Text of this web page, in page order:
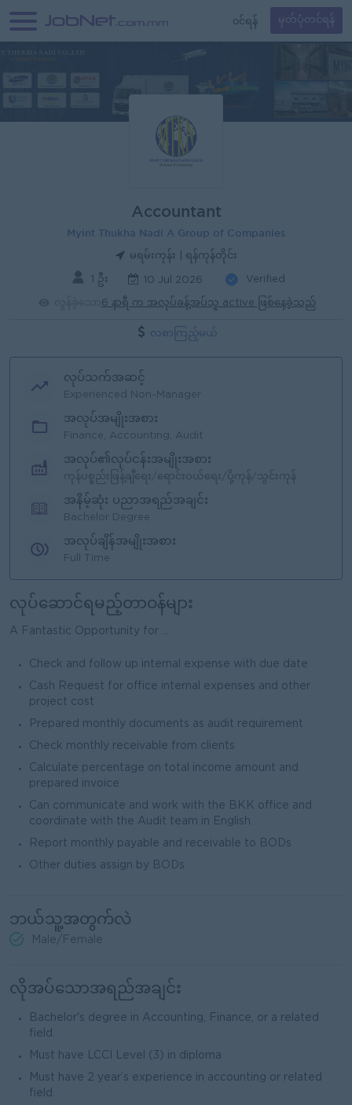
၀င်ရန် မှတ်ပုံတင်ရန်
Accountant
Myint Thukha Nadi A Group of Companies
မရမ်းကုန်း | ရန်ကုန်တိုင်း
1 ဦး 10 Jul 2026 Verified
6 နာရီ က အလုပ်ခန့်အပ်သူ active ဖြစ်နေခဲ့သည်
လစာကြည့်မယ်
လုပ်သက်အဆင့်
Experienced Non-Manager
အလုပ်အမျိုးအစား
Finance, Accounting, Audit
အလုပ်၏လုပ်ငန်းအမျိုးအစား
ကုန်ပစ္စည်းဖြန့်ချီရေး/ရောင်းဝယ်ရေး/ပို့ကုန်/သွင်းကုန်
အနိမ့်ဆုံး ပညာအရည်အချင်း
Bachelor Degree
အလုပ်ချိန်အမျိုးအစား
Full Time
လုပ်ဆောင်ရမည့်တာဝန်များ
A Fantastic Opportunity for ...
Check and follow up internal expense with due date
Cash Request for office internal expenses and other
project cost
Prepared monthly documents as audit requirement
Check monthly receivable from clients
Calculate percentage on total income amount and
prepared invoice
Can communicate and work with the BKK office and
coordinate with the Audit team in English.
Report monthly payable and receivable to BODs
Other duties assign by BODs
ဘယ်သူ့အတွက်လဲ
Male/Female
လိုအပ်သောအရည်အချင်း
Bachelor's degree in Accounting, Finance, or a related
field.
Must have LCCI Level (3) in diploma
Must have 2 year’s experience in accounting or related
field.